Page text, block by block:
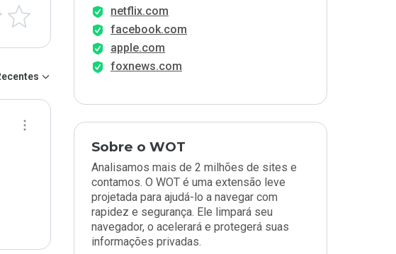
netflix.com
facebook.com
apple.com
foxnews.com
Sobre o WOT
Analisamos mais de 2 milhões de sites e
contamos. O WOT é uma extensão leve
projetada para ajudá-lo a navegar com
rapidez e segurança. Ele limpará seu
navegador, o acelerará e protegerá suas
informações privadas.